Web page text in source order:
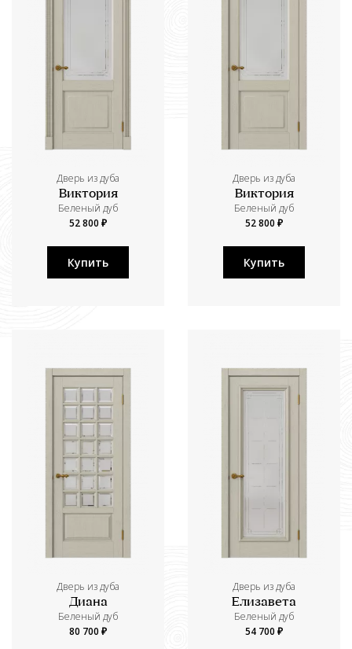
Дверь из дуба
Виктория
Беленый дуб
52 800 ₽
Купить
Дверь из дуба
Виктория
Беленый дуб
52 800 ₽
Купить
Дверь из дуба
Диана
Беленый дуб
80 700 ₽
Дверь из дуба
Елизавета
Беленый дуб
54 700 ₽